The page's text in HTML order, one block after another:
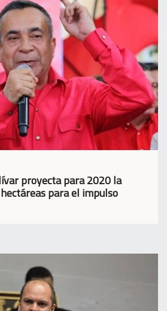
proyecta para 2020 la
para el impulso